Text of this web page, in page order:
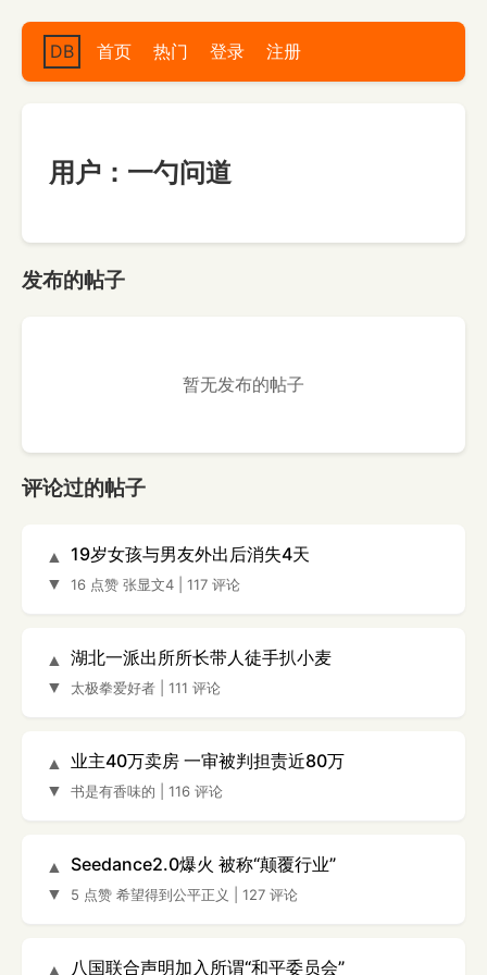
DB 首页 热门 登录 注册
用户：一勺问道
发布的帖子
暂无发布的帖子
评论过的帖子
▲
▼
19岁女孩与男友外出后消失4天
16 点赞 张显文4 117 评论
▲
▼
湖北一派出所所长带人徒手扒小麦
太极拳爱好者 111 评论
▲
▼
业主40万卖房 一审被判担责近80万
书是有香味的 116 评论
▲
▼
Seedance2.0爆火 被称“颠覆行业”
5 点赞 希望得到公平正义 127 评论
▲ 八国联合声明加入所谓“和平委员会”